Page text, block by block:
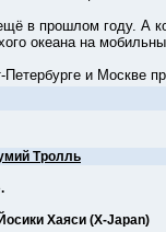
прошлом году. А
океана на
и Москве
Тролль
Хаяси (X-Japan)